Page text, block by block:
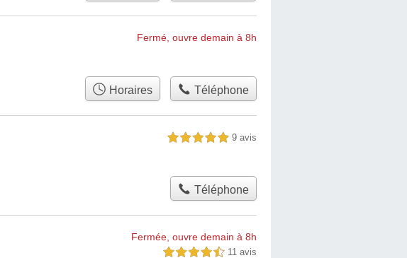
Fermé, ouvre demain à 8h
Horaires Téléphone
5,0 étoiles sur 5 9 avis
Téléphone
Fermée, ouvre demain à 8h
4,5 étoiles sur 5 11 avis